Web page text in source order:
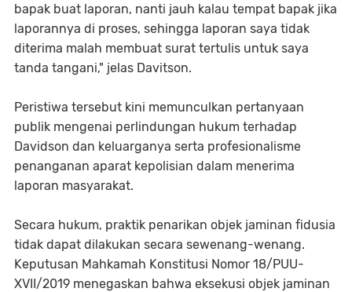
bapak buat laporan, nanti jauh kalau tempat bapak jika
laporannya di proses, sehingga laporan saya tidak
diterima malah membuat surat tertulis untuk saya
tanda tangani," jelas Davitson.
Peristiwa tersebut kini memunculkan pertanyaan
publik mengenai perlindungan hukum terhadap
Davidson dan keluarganya serta profesionalisme
penanganan aparat kepolisian dalam menerima
laporan masyarakat.
Secara hukum, praktik penarikan objek jaminan fidusia
tidak dapat dilakukan secara sewenang-wenang.
Keputusan Mahkamah Konstitusi Nomor 18/PUU-
XVII/2019 menegaskan bahwa eksekusi objek jaminan